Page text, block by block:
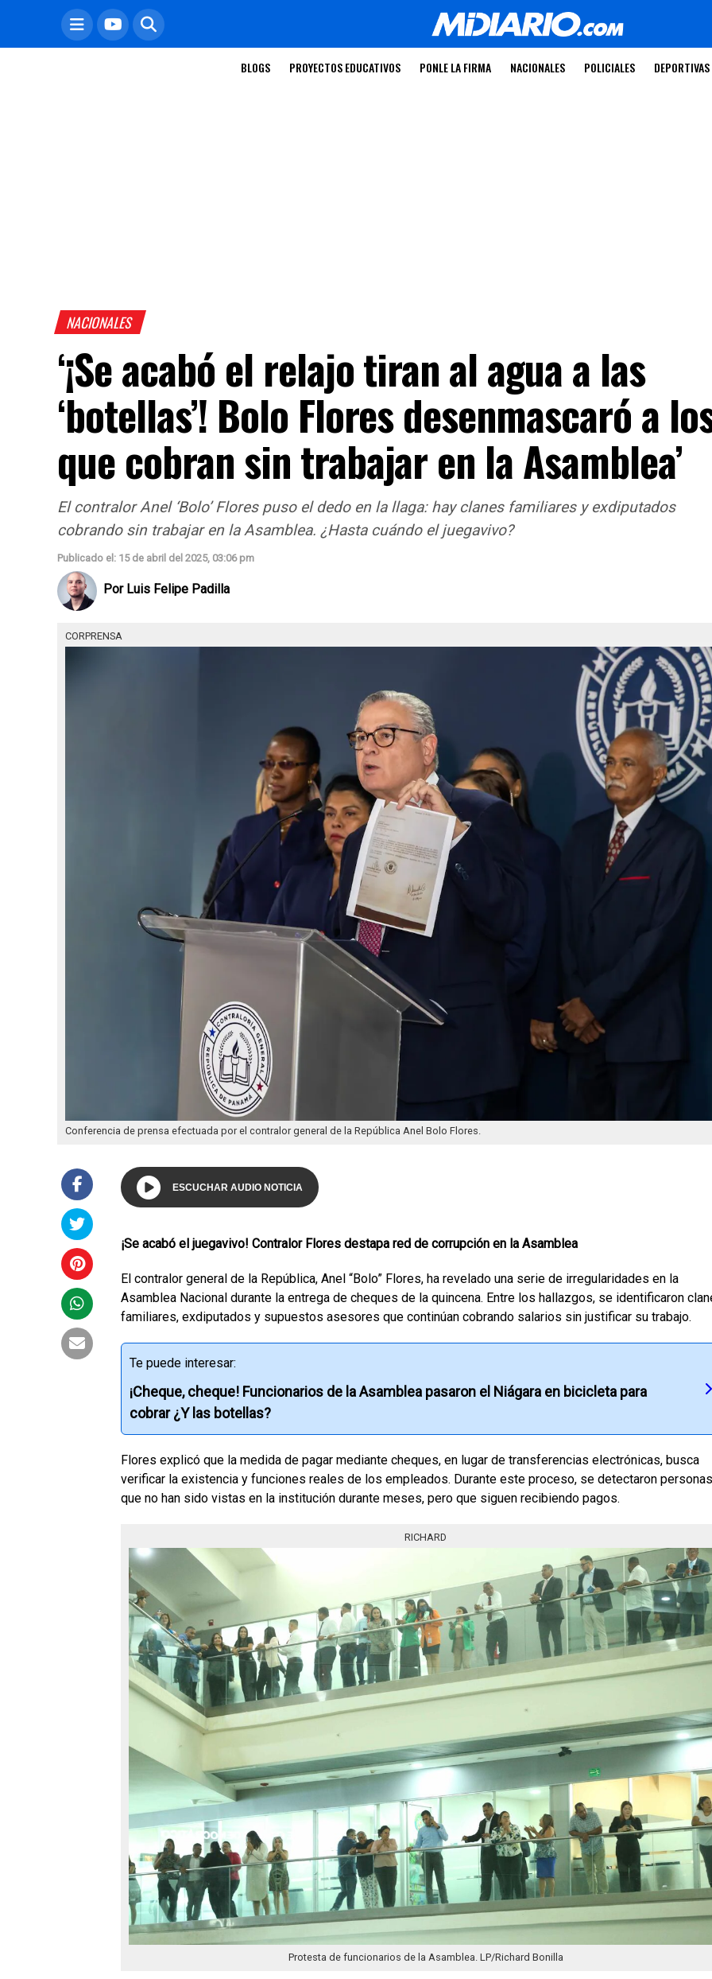
BLOGS PROYECTOS EDUCATIVOS PONLE LA FIRMA NACIONALES POLICIALES DEPORTIVAS
NACIONALES
‘¡Se acabó el relajo tiran al agua a las
‘botellas’! Bolo Flores desenmascaró a
que cobran sin trabajar en la Asamblea’
El contralor Anel ‘Bolo’ Flores puso el dedo en la llaga: hay clanes familiares y exdiputados
cobrando sin trabajar en la Asamblea. ¿Hasta cuándo el juegavivo?
Publicado el: 15 de abril del 2025, 03:06 pm
Por Luis Felipe Padilla
CORPRENSA
Conferencia de prensa efectuada por el contralor general de la República Anel Bolo Flores.
ESCUCHAR AUDIO NOTICIA
¡Se acabó el juegavivo! Contralor Flores destapa red de corrupción en la Asamblea
El contralor general de la República, Anel “Bolo” Flores, ha revelado una serie de irregularidades en la
Asamblea Nacional durante la entrega de cheques de la quincena. Entre los hallazgos, se identificaron
familiares, exdiputados y supuestos asesores que continúan cobrando salarios sin justificar su trabajo.
Te puede interesar:
¡Cheque, cheque! Funcionarios de la Asamblea pasaron el Niágara en bicicleta para
cobrar ¿Y las botellas?
Flores explicó que la medida de pagar mediante cheques, en lugar de transferencias electrónicas, busca
verificar la existencia y funciones reales de los empleados. Durante este proceso, se detectaron personas
que no han sido vistas en la institución durante meses, pero que siguen recibiendo pagos.
RICHARD
Protesta de funcionarios de la Asamblea. LP/Richard Bonilla